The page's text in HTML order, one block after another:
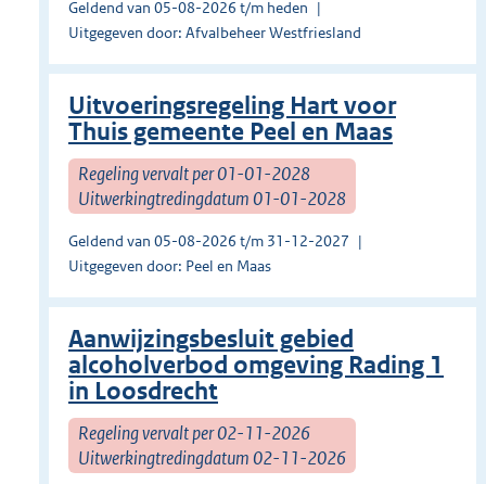
Geldend van 05-08-2026 t/m heden
Uitgegeven door: Afvalbeheer Westfriesland
Uitvoeringsregeling Hart voor
Thuis gemeente Peel en Maas
Regeling vervalt per 01-01-2028
Uitwerkingtredingdatum 01-01-2028
Geldend van 05-08-2026 t/m 31-12-2027
Uitgegeven door: Peel en Maas
Aanwijzingsbesluit gebied
alcoholverbod omgeving Rading 1
in Loosdrecht
Regeling vervalt per 02-11-2026
Uitwerkingtredingdatum 02-11-2026